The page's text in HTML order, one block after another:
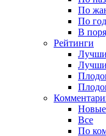
По
По
В
Рейтинги
Новые
Все
По